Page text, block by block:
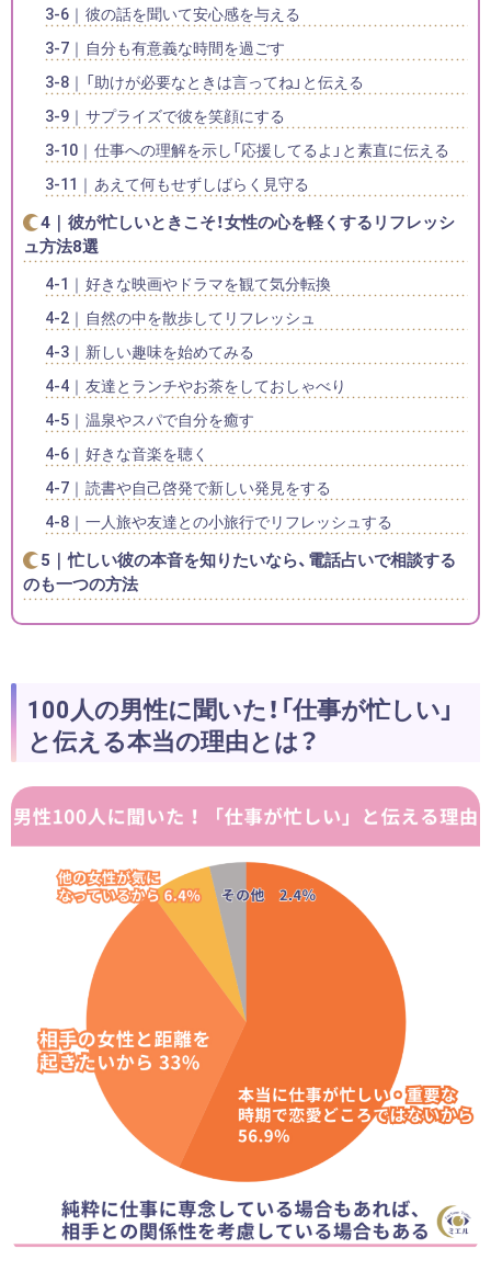
彼の話を聞いて安心感を与える
自分も有意義な時間を過ごす
「助けが必要なときは言ってね」と伝える
サプライズで彼を笑顔にする
仕事への理解を示し「応援してるよ」と素直に伝える
あえて何もせずしばらく見守る
彼が忙しいときこそ！女性の心を軽くするリフレッシ
ュ方法8選
好きな映画やドラマを観て気分転換
自然の中を散歩してリフレッシュ
新しい趣味を始めてみる
友達とランチやお茶をしておしゃべり
温泉やスパで自分を癒す
好きな音楽を聴く
読書や自己啓発で新しい発見をする
一人旅や友達との小旅行でリフレッシュする
忙しい彼の本音を知りたいなら、電話占いで相談する
のも一つの方法
100人の男性に聞いた！「仕事が忙しい」
と伝える本当の理由とは？